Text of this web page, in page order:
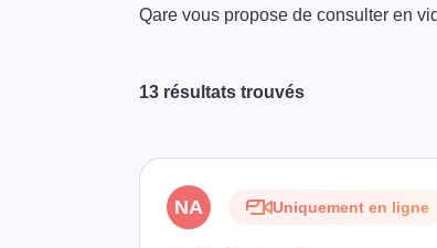
Qare vous propose de consulter en
13 résultats trouvés
NA Uniquement en ligne